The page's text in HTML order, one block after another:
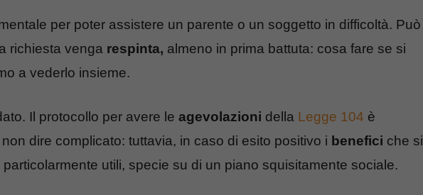
per poter assistere un parente o un soggetto in difficoltà. Può
richiesta venga respinta, almeno in prima battuta: cosa fare se si
a vederlo insieme.
Il protocollo per avere le agevolazioni della Legge 104 è
dire complicato: tuttavia, in caso di esito positivo i benefici che si
utili, specie su di un piano squisitamente sociale.